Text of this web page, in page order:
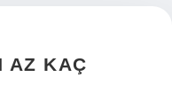
AZ KAÇ